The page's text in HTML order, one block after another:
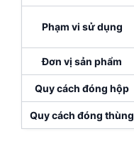
Phạm vi sử dụng
Đơn vị sản phẩm
Quy cách đóng hộp
Quy cách đóng thùng